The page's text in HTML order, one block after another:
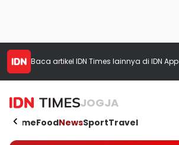
Baca artikel IDN Times lainnya di IDN App
JOGJA
HomeFoodNewsSportTravel